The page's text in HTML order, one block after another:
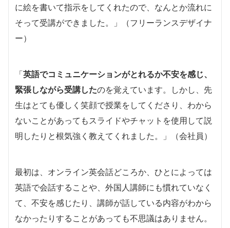
に絵を書いて指示をしてくれたので、なんとか流れに
そって受講ができました。」（フリーランスデザイナ
ー）
「英語でコミュニケーションがとれるか不安を感じ、
緊張しながら受講したのを覚えています。しかし、先
生はとても優しく笑顔で授業をしてくださり、わから
ないことがあってもスライドやチャットを使用して説
明したりと根気強く教えてくれました。」（会社員）
最初は、オンライン英会話どころか、ひとによっては
英語で会話することや、外国人講師にも慣れていなく
て、不安を感じたり、講師が話している内容がわから
なかったりすることがあっても不思議はありません。